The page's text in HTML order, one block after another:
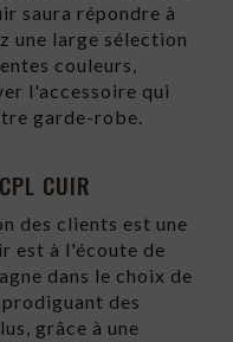
saura répondre à
une large sélection
couleurs,
l'accessoire qui
garde-robe.
CUIR
des clients est une
est à l'écoute de
dans le choix de
des
grâce à une